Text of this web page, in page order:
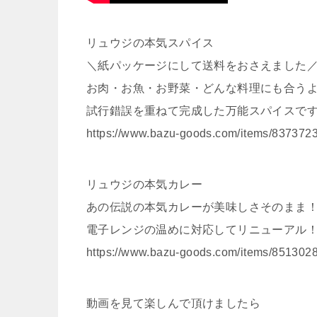
リュウジの本気スパイス
＼紙パッケージにして送料をおさえました／
お肉・お魚・お野菜・どんな料理にも合う
試行錯誤を重ねて完成した万能スパイスです
https://www.bazu-goods.com/items/
リュウジの本気カレー
あの伝説の本気カレーが美味しさそのまま！
電子レンジの温めに対応してリニューアル！
https://www.bazu-goods.com/items/
動画を見て楽しんで頂けましたら